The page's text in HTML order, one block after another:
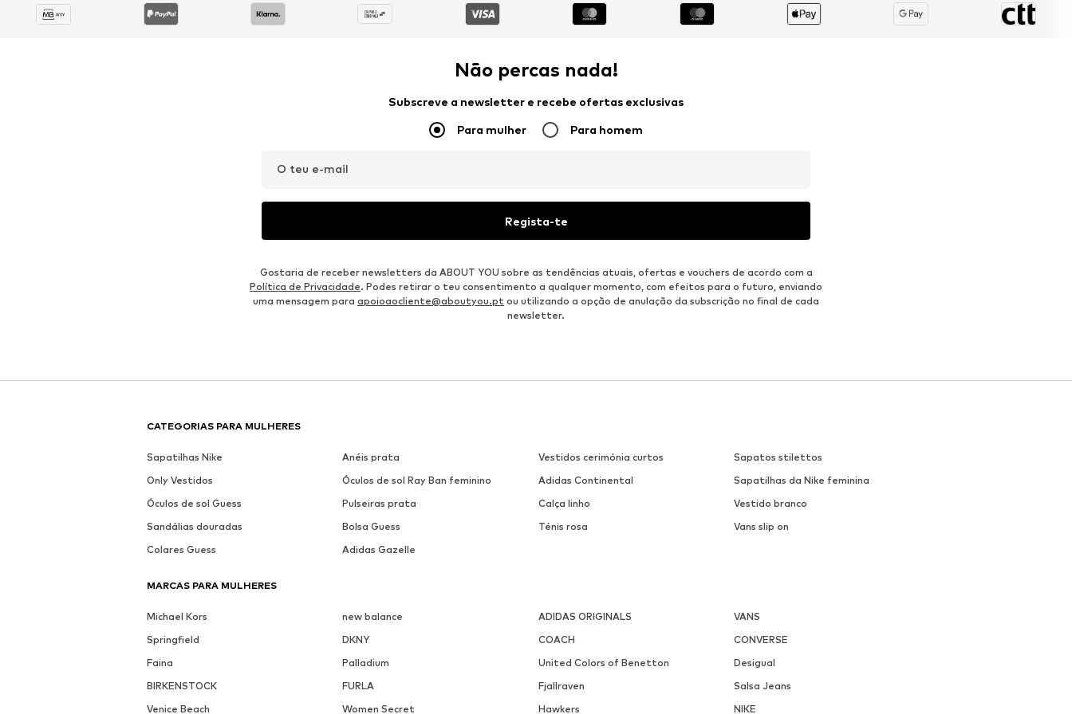
Não percas nada!
Subscreve a newsletter e recebe ofertas exclusivas
Para mulher Para homem
O teu e-mail
Regista-te
Gostaria de receber newsletters da ABOUT YOU sobre as tendências atuais, ofertas e vouchers de acordo com a
Política de Privacidade. Podes retirar o teu consentimento a qualquer momento, com efeitos para o futuro, enviando
uma mensagem para apoioaocliente@aboutyou.pt ou utilizando a opção de anulação da subscrição no final de cada
newsletter.
CATEGORIAS PARA MULHERES
Sapatilhas Nike Anéis prata Vestidos cerimónia curtos
Sapatos stilettos
Only Vestidos
Óculos de sol Ray Ban feminino Adidas Continental
Sapatilhas da Nike feminina
Óculos de sol Guess
Pulseiras prata Calça linho
Vestido branco
Sandálias douradas
Bolsa Guess Ténis rosa
Vans slip on
Colares Guess
Adidas Gazelle
MARCAS PARA MULHERES
Michael Kors new balance ADIDAS ORIGINALS
VANS
Springfield
DKNY COACH
CONVERSE
Faina
Palladium United Colors of Benetton
Desigual
BIRKENSTOCK
FURLA Fjallraven
Salsa Jeans
Venice Beach
Women Secret Hawkers NIKE